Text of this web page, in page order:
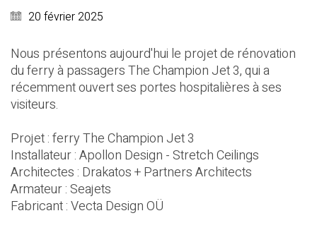
20 février 2025
Nous présentons aujourd'hui le projet de rénovation
du ferry à passagers The Champion Jet 3, qui a
récemment ouvert ses portes hospitalières à ses
visiteurs.
Projet : ferry The Champion Jet 3
Installateur :Apollon Design - Stretch Ceilings
Architectes : Drakatos + Partners Architects
Armateur :Seajets
Fabricant :Vecta Design OÜ